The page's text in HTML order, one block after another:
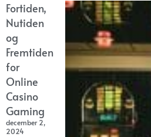
Fortiden,
Nutiden
og
Fremtiden
for
Online
Casino
Gaming
december 2,
2024